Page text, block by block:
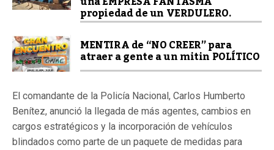
propiedad de un VERDULERO.
MENTIRA de “NO CREER” para
atraer a gente a un mitin POLÍTICO
El comandante de la Policía Nacional, Carlos Humberto
Benítez, anunció la llegada de más agentes, cambios en
cargos estratégicos y la incorporación de vehículos
blindados como parte de un paquete de medidas para